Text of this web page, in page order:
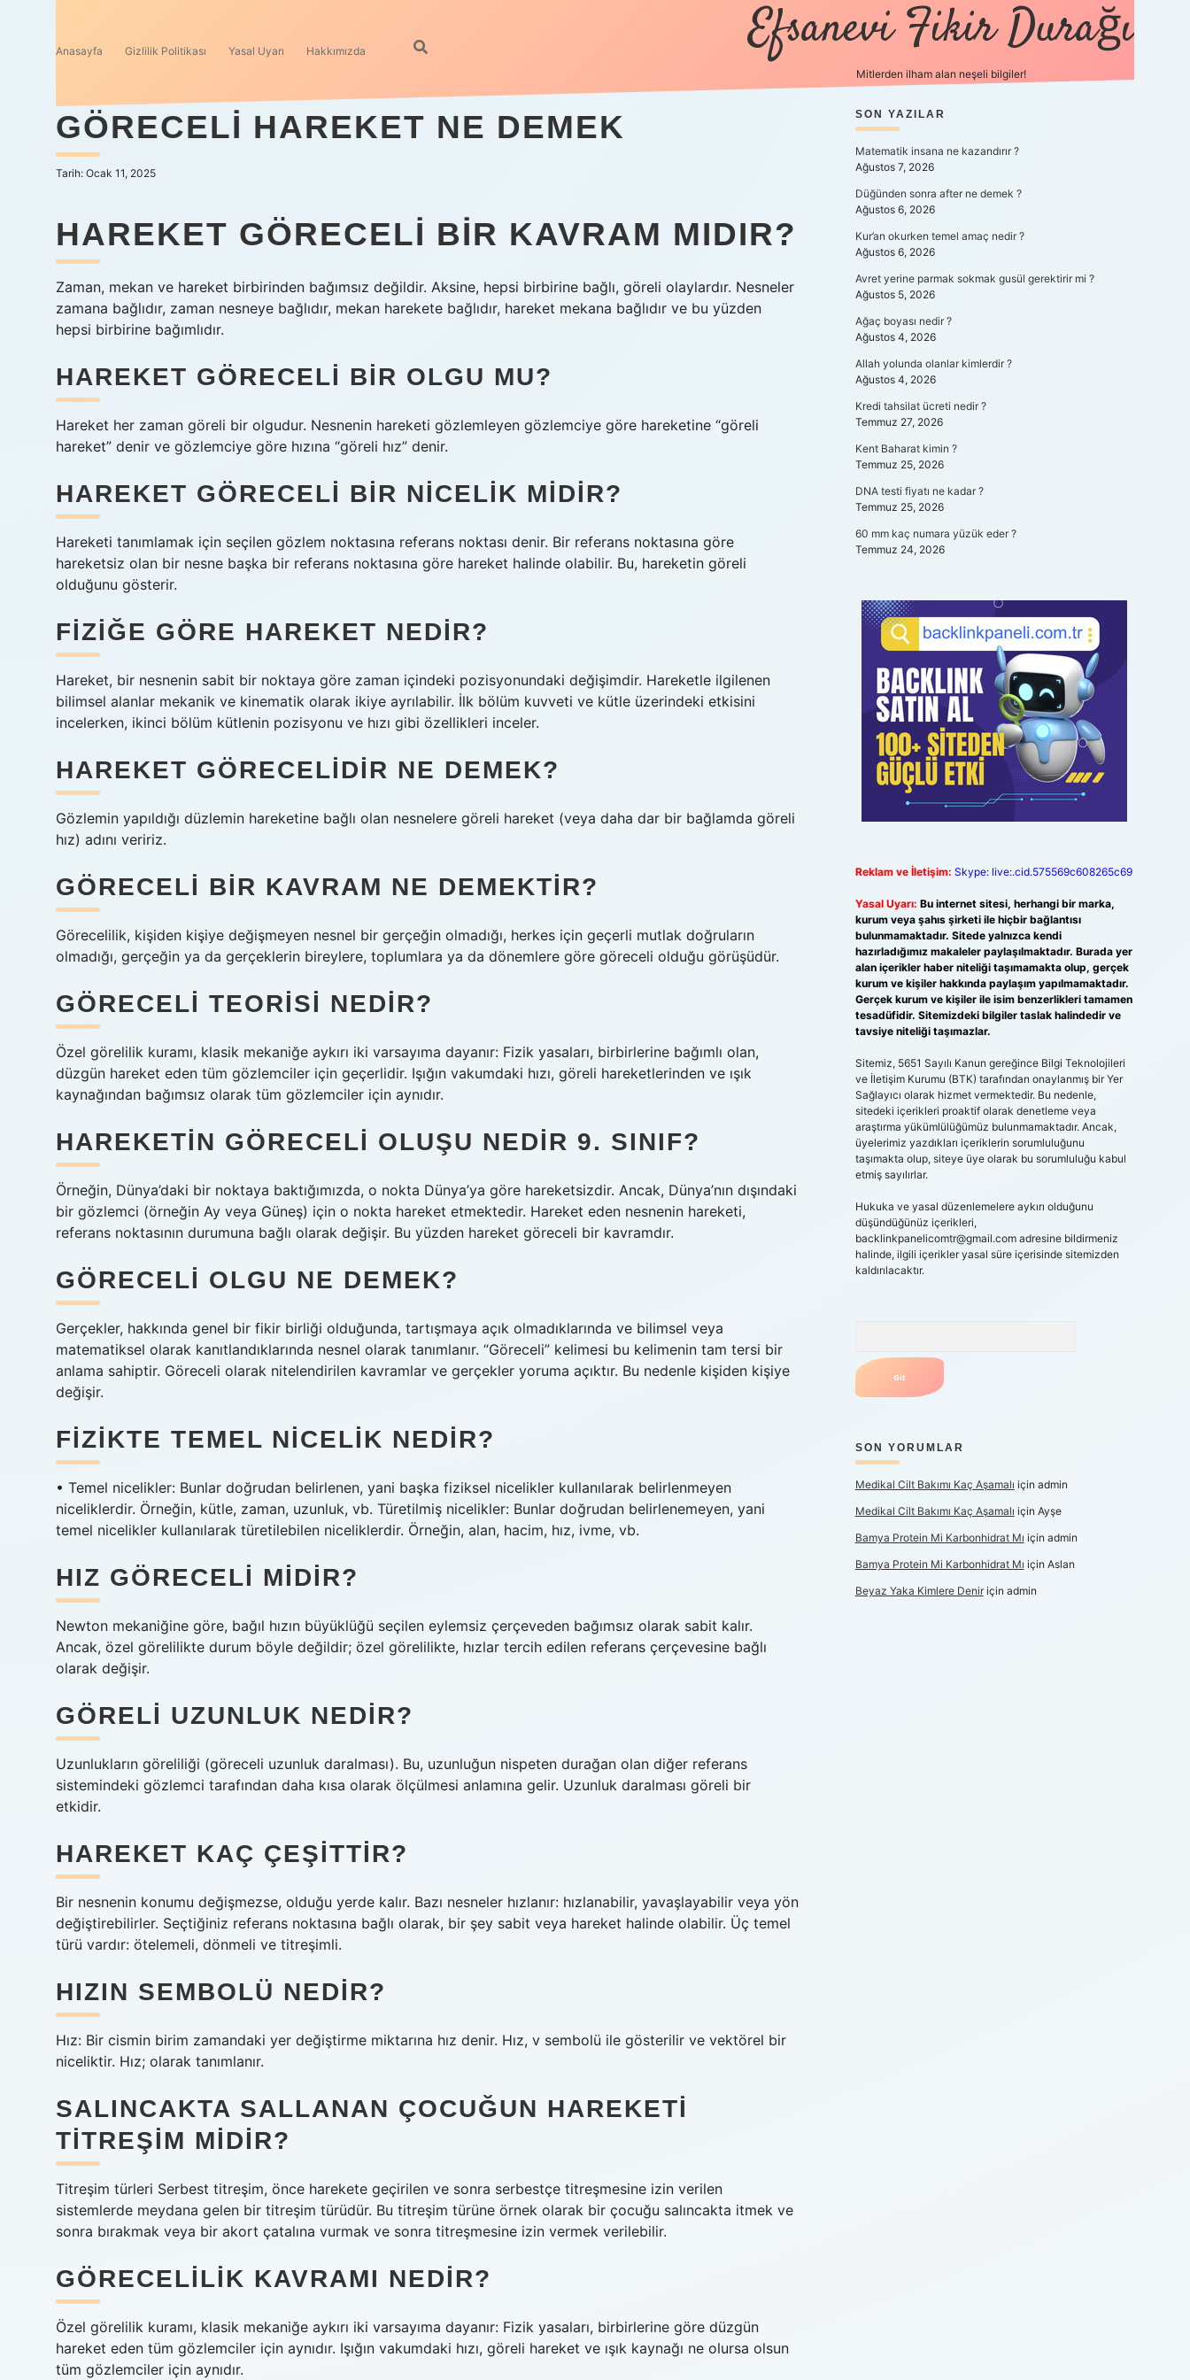
Anasayfa Gizlilik Politikası Yasal Uyarı Hakkımızda Efsanevi Fikir Durağı
Mitlerden ilham alan neşeli bilgiler!
GÖRECELI HAREKET NE DEMEK
Tarih: Ocak 11, 2025
HAREKET GÖRECELI BIR KAVRAM MIDIR?
Zaman, mekan ve hareket birbirinden bağımsız değildir. Aksine, hepsi birbirine bağlı, göreli olaylardır. Nesneler
zamana bağlıdır, zaman nesneye bağlıdır, mekan harekete bağlıdır, hareket mekana bağlıdır ve bu yüzden
hepsi birbirine bağımlıdır.
HAREKET GÖRECELI BIR OLGU MU?
Hareket her zaman göreli bir olgudur. Nesnenin hareketi gözlemleyen gözlemciye göre hareketine “göreli
hareket” denir ve gözlemciye göre hızına “göreli hız” denir.
HAREKET GÖRECELI BIR NICELIK MIDIR?
Hareketi tanımlamak için seçilen gözlem noktasına referans noktası denir. Bir referans noktasına göre
hareketsiz olan bir nesne başka bir referans noktasına göre hareket halinde olabilir. Bu, hareketin göreli
olduğunu gösterir.
FIZIĞE GÖRE HAREKET NEDIR?
Hareket, bir nesnenin sabit bir noktaya göre zaman içindeki pozisyonundaki değişimdir. Hareketle ilgilenen
bilimsel alanlar mekanik ve kinematik olarak ikiye ayrılabilir. İlk bölüm kuvveti ve kütle üzerindeki etkisini
incelerken, ikinci bölüm kütlenin pozisyonu ve hızı gibi özellikleri inceler.
HAREKET GÖRECELIDIR NE DEMEK?
Gözlemin yapıldığı düzlemin hareketine bağlı olan nesnelere göreli hareket (veya daha dar bir bağlamda göreli
hız) adını veririz.
GÖRECELI BIR KAVRAM NE DEMEKTIR?
Görecelilik, kişiden kişiye değişmeyen nesnel bir gerçeğin olmadığı, herkes için geçerli mutlak doğruların
olmadığı, gerçeğin ya da gerçeklerin bireylere, toplumlara ya da dönemlere göre göreceli olduğu görüşüdür.
GÖRECELI TEORISI NEDIR?
Özel görelilik kuramı, klasik mekaniğe aykırı iki varsayıma dayanır: Fizik yasaları, birbirlerine bağımlı olan,
düzgün hareket eden tüm gözlemciler için geçerlidir. Işığın vakumdaki hızı, göreli hareketlerinden ve ışık
kaynağından bağımsız olarak tüm gözlemciler için aynıdır.
HAREKETIN GÖRECELI OLUŞU NEDIR 9. SINIF?
Örneğin, Dünya’daki bir noktaya baktığımızda, o nokta Dünya’ya göre hareketsizdir. Ancak, Dünya’nın dışındaki
bir gözlemci (örneğin Ay veya Güneş) için o nokta hareket etmektedir. Hareket eden nesnenin hareketi,
referans noktasının durumuna bağlı olarak değişir. Bu yüzden hareket göreceli bir kavramdır.
GÖRECELI OLGU NE DEMEK?
Gerçekler, hakkında genel bir fikir birliği olduğunda, tartışmaya açık olmadıklarında ve bilimsel veya
matematiksel olarak kanıtlandıklarında nesnel olarak tanımlanır. “Göreceli” kelimesi bu kelimenin tam tersi bir
anlama sahiptir. Göreceli olarak nitelendirilen kavramlar ve gerçekler yoruma açıktır. Bu nedenle kişiden kişiye
değişir.
FIZIKTE TEMEL NICELIK NEDIR?
• Temel nicelikler: Bunlar doğrudan belirlenen, yani başka fiziksel nicelikler kullanılarak belirlenmeyen
niceliklerdir. Örneğin, kütle, zaman, uzunluk, vb. Türetilmiş nicelikler: Bunlar doğrudan belirlenemeyen, yani
temel nicelikler kullanılarak türetilebilen niceliklerdir. Örneğin, alan, hacim, hız, ivme, vb.
HIZ GÖRECELI MIDIR?
Newton mekaniğine göre, bağıl hızın büyüklüğü seçilen eylemsiz çerçeveden bağımsız olarak sabit kalır.
Ancak, özel görelilikte durum böyle değildir; özel görelilikte, hızlar tercih edilen referans çerçevesine bağlı
olarak değişir.
GÖRELI UZUNLUK NEDIR?
Uzunlukların göreliliği (göreceli uzunluk daralması). Bu, uzunluğun nispeten durağan olan diğer referans
sistemindeki gözlemci tarafından daha kısa olarak ölçülmesi anlamına gelir. Uzunluk daralması göreli bir
etkidir.
HAREKET KAÇ ÇEŞITTIR?
Bir nesnenin konumu değişmezse, olduğu yerde kalır. Bazı nesneler hızlanır: hızlanabilir, yavaşlayabilir veya yön
değiştirebilirler. Seçtiğiniz referans noktasına bağlı olarak, bir şey sabit veya hareket halinde olabilir. Üç temel
türü vardır: ötelemeli, dönmeli ve titreşimli.
HIZIN SEMBOLÜ NEDIR?
Hız: Bir cismin birim zamandaki yer değiştirme miktarına hız denir. Hız, v sembolü ile gösterilir ve vektörel bir
niceliktir. Hız; olarak tanımlanır.
SALINCAKTA SALLANAN ÇOCUĞUN HAREKETI
TITREŞIM MIDIR?
Titreşim türleri Serbest titreşim, önce harekete geçirilen ve sonra serbestçe titreşmesine izin verilen
sistemlerde meydana gelen bir titreşim türüdür. Bu titreşim türüne örnek olarak bir çocuğu salıncakta itmek ve
sonra bırakmak veya bir akort çatalına vurmak ve sonra titreşmesine izin vermek verilebilir.
GÖRECELILIK KAVRAMI NEDIR?
Özel görelilik kuramı, klasik mekaniğe aykırı iki varsayıma dayanır: Fizik yasaları, birbirlerine göre düzgün
hareket eden tüm gözlemciler için aynıdır. Işığın vakumdaki hızı, göreli hareket ve ışık kaynağı ne olursa olsun
tüm gözlemciler için aynıdır.
SIDEBAR
SON YAZILAR
Matematik insana ne kazandırır ?
Ağustos 7, 2026
Düğünden sonra after ne demek ?
Ağustos 6, 2026
Kur’an okurken temel amaç nedir ?
Ağustos 6, 2026
Avret yerine parmak sokmak gusül gerektirir mi ?
Ağustos 5, 2026
Ağaç boyası nedir ?
Ağustos 4, 2026
Allah yolunda olanlar kimlerdir ?
Ağustos 4, 2026
Kredi tahsilat ücreti nedir ?
Temmuz 27, 2026
Kent Baharat kimin ?
Temmuz 25, 2026
DNA testi fiyatı ne kadar ?
Temmuz 25, 2026
60 mm kaç numara yüzük eder ?
Temmuz 24, 2026
Reklam ve İletişim: Skype: live:.cid.575569c608265c69
Yasal Uyarı: Bu internet sitesi, herhangi bir marka,
kurum veya şahıs şirketi ile hiçbir bağlantısı
bulunmamaktadır. Sitede yalnızca kendi
hazırladığımız makaleler paylaşılmaktadır. Burada yer
alan içerikler haber niteliği taşımamakta olup, gerçek
kurum ve kişiler hakkında paylaşım yapılmamaktadır.
Gerçek kurum ve kişiler ile isim benzerlikleri tamamen
tesadüfidir. Sitemizdeki bilgiler taslak halindedir ve
tavsiye niteliği taşımazlar.
Sitemiz, 5651 Sayılı Kanun gereğince Bilgi Teknolojileri
ve İletişim Kurumu (BTK) tarafından onaylanmış bir Yer
Sağlayıcı olarak hizmet vermektedir. Bu nedenle,
sitedeki içerikleri proaktif olarak denetleme veya
araştırma yükümlülüğümüz bulunmamaktadır. Ancak,
üyelerimiz yazdıkları içeriklerin sorumluluğunu
taşımakta olup, siteye üye olarak bu sorumluluğu kabul
etmiş sayılırlar.
Hukuka ve yasal düzenlemelere aykırı olduğunu
düşündüğünüz içerikleri,
backlinkpanelicomtr@gmail.comadresine bildirmeniz
halinde, ilgili içerikler yasal süre içerisinde sitemizden
kaldırılacaktır.
SON YORUMLAR
Medikal Cilt Bakımı Kaç Aşamalı için admin
Medikal Cilt Bakımı Kaç Aşamalı için Ayşe
Bamya Protein Mi Karbonhidrat Mı için admin
Bamya Protein Mi Karbonhidrat Mı için Aslan
Beyaz Yaka Kimlere Deniriçin admin